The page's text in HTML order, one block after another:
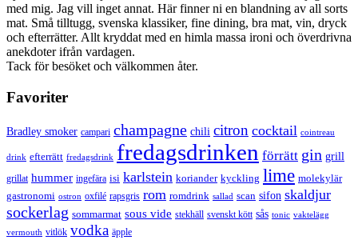
med mig. Jag vill inget annat. Här finner ni en blandning av all sorts
mat. Små tilltugg, svenska klassiker, fine dining, bra mat, vin, dryck
och efterrätter. Allt kryddat med en himla massa ironi och överdrivna
anekdoter ifrån vardagen.
Tack för besöket och välkommen åter.
Favoriter
Bradley smoker campari champagne chili citron cocktail cointreau
drink efterrätt fredagsdrink fredagsdrinken förrätt gin grill
grillat hummer ingefära isi karlstein koriander kyckling lime molekylär
gastronomi ostron oxfilé rapsgris rom romdrink sallad scan sifon skaldjur
sockerlag sommarmat sous vide stekhäll svenskt kött sås tonic vaktelägg
vermouth vitlök vodka äpple